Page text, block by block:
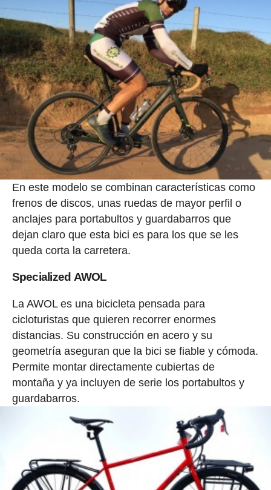
En este modelo se combinan características como
frenos de discos, unas ruedas de mayor perfil o
anclajes para portabultos y guardabarros que
dejan claro que esta bici es para los que se les
queda corta la carretera.
Specialized AWOL
La AWOL es una bicicleta pensada para
cicloturistas que quieren recorrer enormes
distancias. Su construcción en acero y su
geometría aseguran que la bici se fiable y cómoda.
Permite montar directamente cubiertas de
montaña y ya incluyen de serie los portabultos y
guardabarros.